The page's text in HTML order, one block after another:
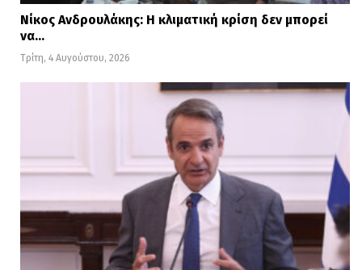
Νίκος Ανδρουλάκης: Η κλιματική κρίση δεν μπορεί
να…
Τρίτη, 4 Αυγούστου, 2026